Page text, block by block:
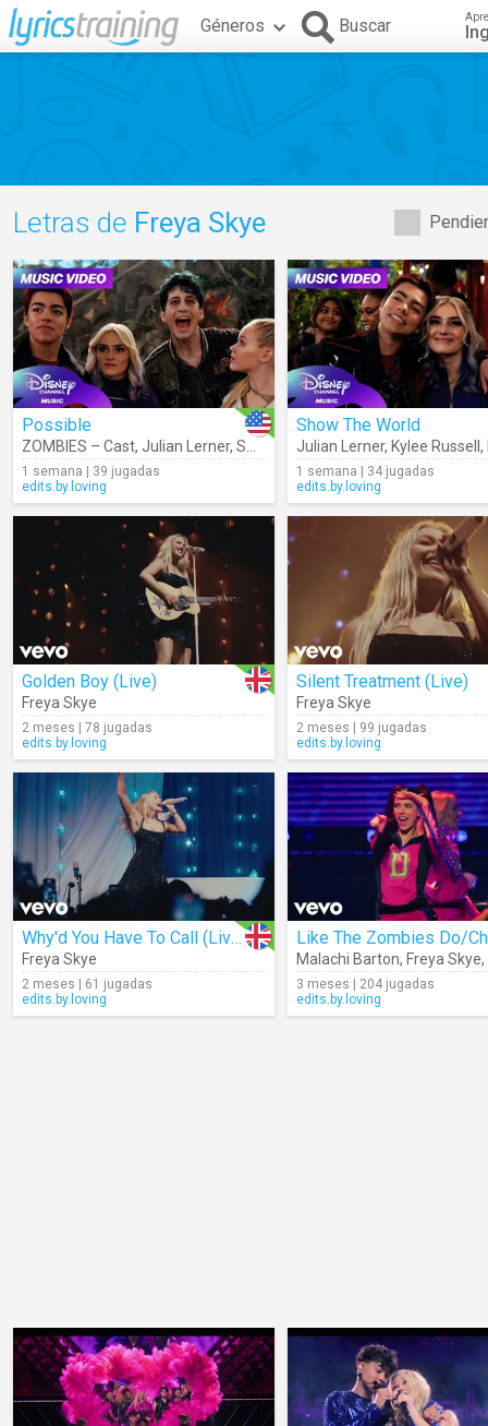
Géneros Buscar
Letras de Freya Skye
Possible
ZOMBIES – Cast, Julian Lerner, Swayam Bhatia ,Kylee Russell,
1 semana | 39 jugadas
edits.by.loving
Show The World
Julian Lerner, Kylee Russell ,
1 semana | 34 jugadas
edits.by.loving
Golden Boy (Live)
Freya Skye
2 meses | 78 jugadas
edits.by.loving
Silent Treatment (Live)
Freya Skye
2 meses | 99 jugadas
edits.by.loving
Why'd You Have To Call (Live)
Freya Skye
2 meses | 61 jugadas
edits.by.loving
Malachi Barton, Freya Skye,
3 meses | 204 jugadas
edits.by.loving